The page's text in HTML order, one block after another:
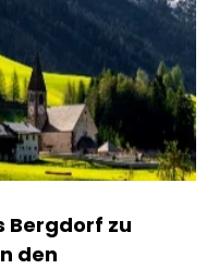
Bergdorf zu
den